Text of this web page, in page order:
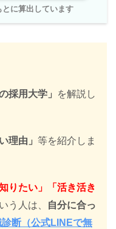
とに算出しています
採用大学」
を解説し
理由」 等を紹介しま
りたい」「活き活き
う人は、
自分に合っ
診断（公式LINEで無